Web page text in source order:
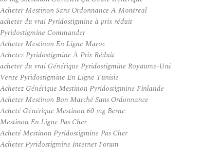
Acheter Mestinon Sans Ordonnance A Montreal
acheter du vrai Pyridostigmine à prix réduit
Pyridostigmine Commander
Acheter Mestinon En Ligne Maroc
Achetez Pyridostigmine À Prix Réduit
acheter du vrai Générique Pyridostigmine Royaume-Uni
Vente Pyridostigmine En Ligne Tunisie
Achetez Générique Mestinon Pyridostigmine Finlande
Acheter Mestinon Bon Marché Sans Ordonnance
Acheté Générique Mestinon 60 mg Berne
Mestinon En Ligne Pas Cher
Acheté Mestinon Pyridostigmine Pas Cher
Acheter Pyridostigmine Internet Forum